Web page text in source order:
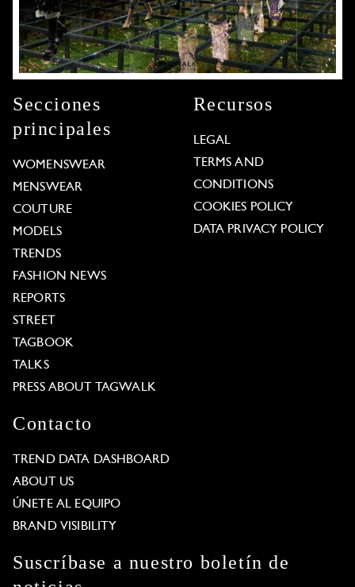
Secciones
principales
WOMENSWEAR
MENSWEAR
COUTURE
MODELS
TRENDS
FASHION NEWS
REPORTS
STREET
TAGBOOK
TALKS
PRESS ABOUT TAGWALK
Recursos
LEGAL
TERMS AND
CONDITIONS
COOKIES POLICY
DATA PRIVACY POLICY
Contacto
TREND DATA DASHBOARD
ABOUT US
ÚNETE AL EQUIPO
BRAND VISIBILITY
Suscríbase a nuestro boletín de